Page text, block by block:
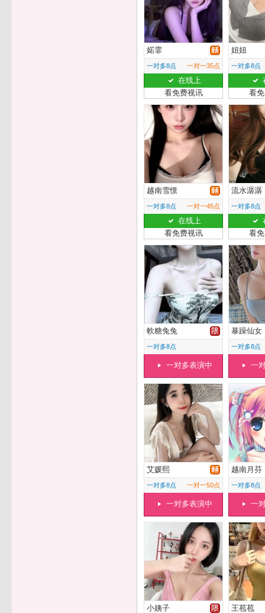
婼霏
一对多8点 一对一35点
在线上
看免费视讯
妞妞
一对多8点
看
越南雪憬
一对多8点 一对一45点
在线上
看免费视讯
流水潺潺
一对多8点
看
軟糖兔兔
一对多8点
一对多表演中
暴躁仙女
一对多8点
一
艾媛熙
一对多8点 一对一50点
一对多表演中
越南月芬
一对多8点
一
小姨子 王苞苞